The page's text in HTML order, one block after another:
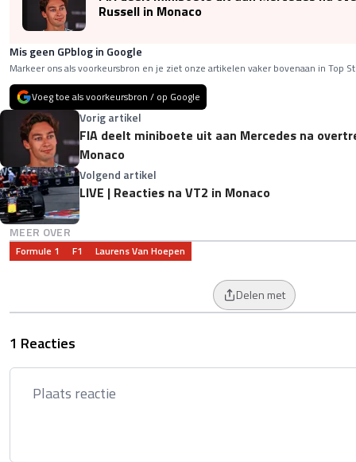
Russell in Monaco
Mis geen GPblog in Google
Markeer ons als voorkeursbron en je ziet onze artikelen vaker bovenaan in Top
Voeg toe als voorkeursbron / op Google
Vorig artikel
FIA deelt miniboete uit aan Mercedes na
Monaco
Volgend artikel
LIVE | Reacties na VT2 in Monaco
MEER OVER
Formule 1 F1 Laurens Van Hoepen
Delen met
1 Reacties